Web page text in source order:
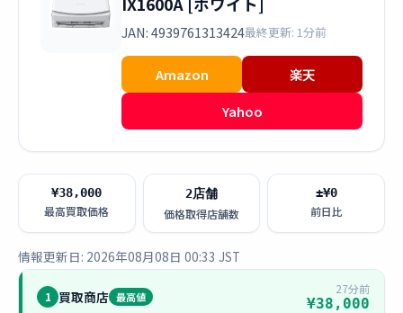
JAN: 4939761313424最終更新: 1分前
Amazon
楽天
Yahoo
¥38,000
最高買取価格
2店舗
価格取得店舗数
±¥0
前日比
情報更新日: 2026年08月08日 00:33 JST
1 買取商店 最高値
27分前
¥38,000